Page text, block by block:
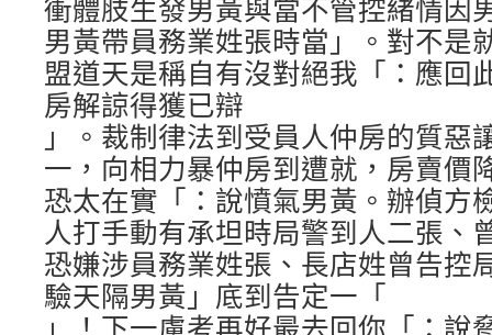
衝體肢生發男黃與當不管控緒情因
男黃帶員務業姓張時當」。對不是
盟道天是稱自有沒對絕我「：應回
房解諒得獲已辯
」。裁制律法到受員人仲房的質惡
一，向相力暴仲房到遭就，房賣價
恐太在實「：說憤氣男黃。辦偵方
人打手動有承坦時局警到人二張、
恐嫌涉員務業姓張、長店姓曾告控
驗天隔男黃」底到告定一「
」！下一慮考再好最去回你「：說